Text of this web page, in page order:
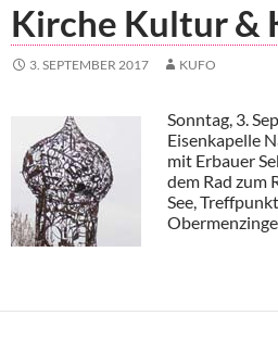
Kirche Kultur &
3. SEPTEMBER 2017 KUFO
Sonntag, 3.
Eisenkapelle
mit Erbauer
dem Rad zum
See,